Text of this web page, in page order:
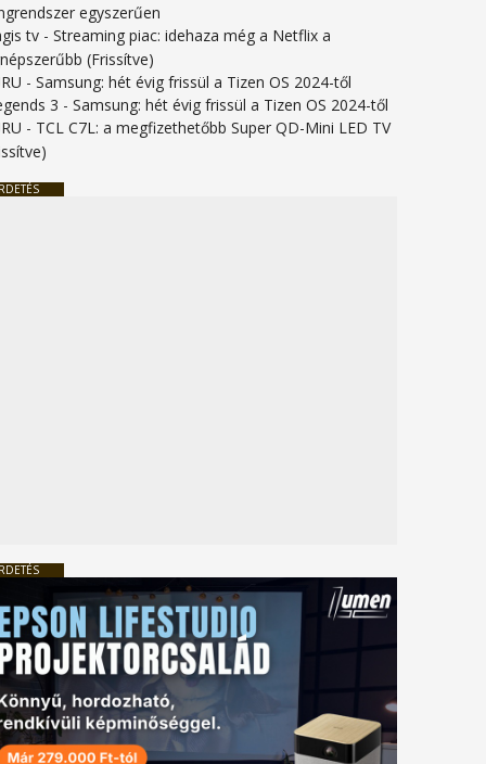
egyszerűen
tv -Streaming piac: idehaza még a Netflix a
(Frissítve)
-Samsung: hét évig frissül a Tizen OS 2024-től
3 -Samsung: hét évig frissül a Tizen OS 2024-től
- TCL C7L: a megfizethetőbb Super QD-Mini LED TV